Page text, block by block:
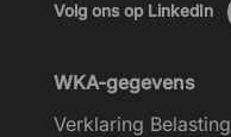
Volg ons op LinkedIn
WKA-gegevens
Verklaring